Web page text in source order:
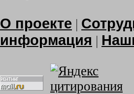
О проекте |
информация |